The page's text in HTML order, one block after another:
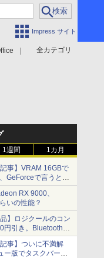
Impress サイト
全カテゴリ
1週間 1カ月
事】VRAM 16GBで
GeForceで言うとど
RX 9000、
いの性能？
】ロジクールのコン
引き。Bluetoothで3
事】ついに不満解
ー版でタスクバーの